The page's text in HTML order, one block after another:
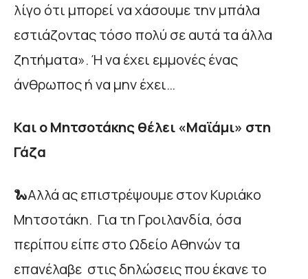
λίγο ότι μπορεί να χάσουμε την μπάλα
εστιάζοντας τόσο πολύ σε αυτά τα άλλα
ζητήματα». Ή να έχει εμμονές ένας
άνθρωπος ή να μην έχει…
Και ο Μητσοτάκης θέλει «Μαϊάμι» στη
Γάζα
🐍Αλλά ας επιστρέψουμε στον Κυριάκο
Μητσοτάκη. Για τη Γροιλανδία, όσα
περίπου είπε στο Ωδείο Αθηνών τα
επανέλαβε στις δηλώσεις που έκανε το